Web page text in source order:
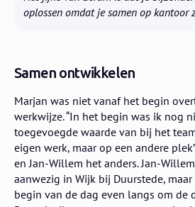
oplossen omdat je samen op kantoor
Samen ontwikkelen
Marjan was niet vanaf het begin
werkwijze. “In het begin was ik nog
toegevoegde waarde van bij het
eigen werk, maar op een andere
en Jan-Willem het anders. Jan-
aanwezig in Wijk bij Duurstede,
begin van de dag even langs om de